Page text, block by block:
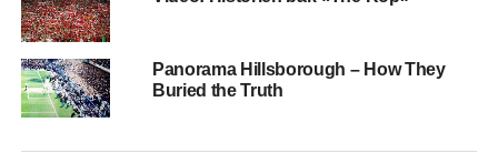
Panorama Hillsborough – How They
Buried the Truth